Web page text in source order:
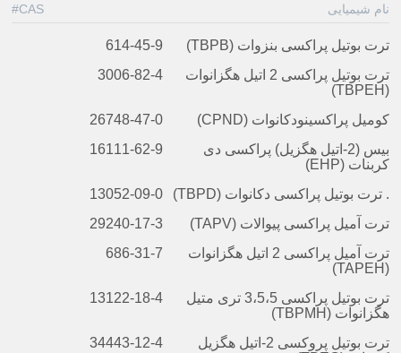
نام شیمیایی CAS#
ترت بوتیل پراکسی بنزوات (TBPB)
614-45-9
ترت بوتیل پراکسی 2 اتیل هگزانوات
(TBPEH)
3006-82-4
کومیل پراکسینودکانوات (CPND)
26748-47-0
بیس (2-اتیل هگزیل) پراکسی دی
کربنات (EHP)
16111-62-9
. ترت بوتیل پراکسی دکانوات (TBPD)
13052-09-0
ترت آمیل پراکسی پیوالات (TAPV)
29240-17-3
ترت آمیل پراکسی 2 اتیل هگزانوات
(TAPEH)
686-31-7
ترت بوتیل پراکسی 3،5،5 تری متیل
هگزانوات (TBPMH)
13122-18-4
ترت بوتیل پروکسی 2-اتیل هگزیل
34443-12-4